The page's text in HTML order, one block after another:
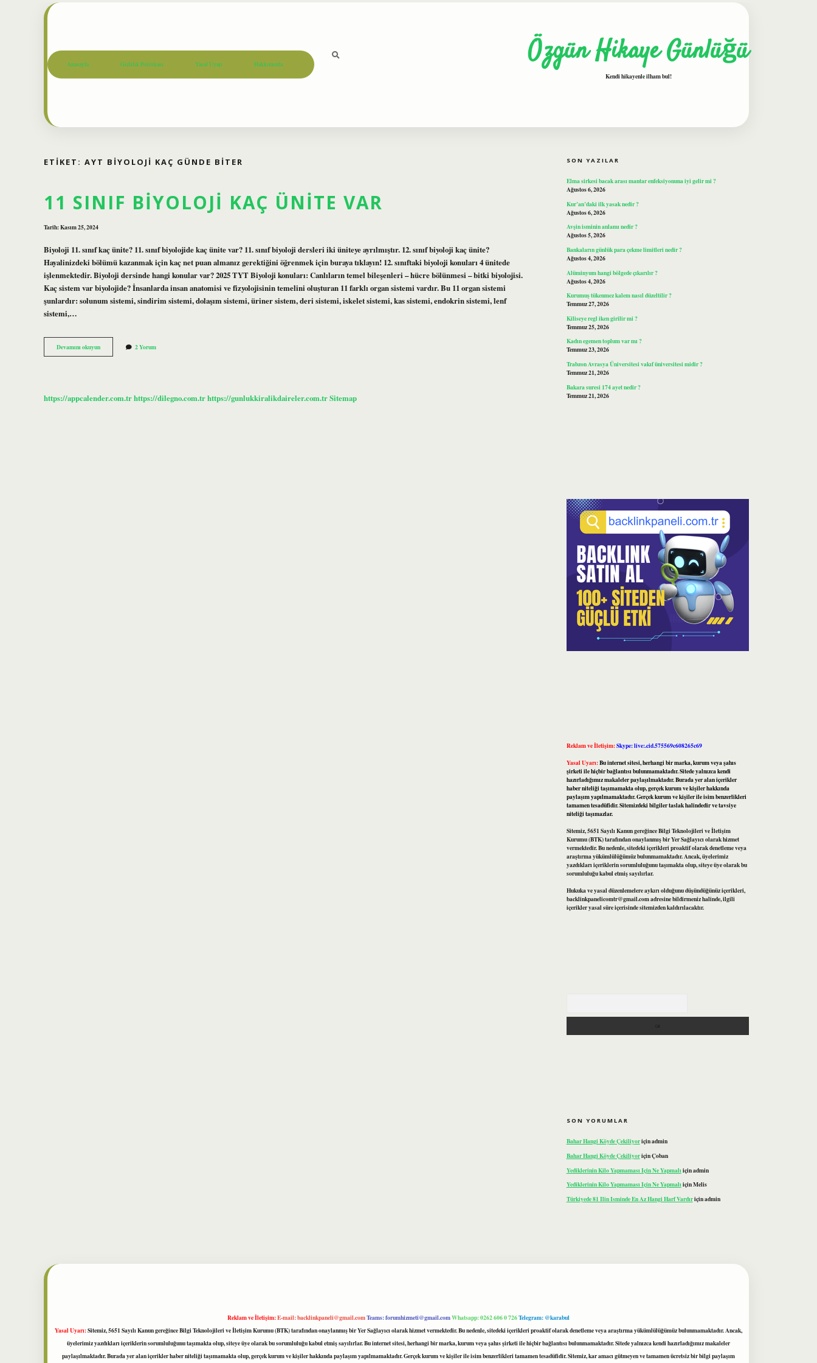
Anasayfa Gizlilik Politikası Yasal Uyarı Hakkımızda Özgün Hikaye Günlüğü
Kendi hikayenle ilham bul!
ETIKET: AYT BIYOLOJI KAÇ GÜNDE BITER
11 SINIF BIYOLOJI KAÇ ÜNITE VAR
Tarih: Kasım 25, 2024
Biyoloji 11. sınıf kaç ünite? 11. sınıf biyolojide kaç ünite var? 11. sınıf biyoloji dersleri iki üniteye ayrılmıştır. 12. sınıf biyoloji kaç ünite?
Hayalinizdeki bölümü kazanmak için kaç net puan almanız gerektiğini öğrenmek için buraya tıklayın! 12. sınıftaki biyoloji konuları 4 ünitede
işlenmektedir. Biyoloji dersinde hangi konular var? 2025 TYT Biyoloji konuları: Canlıların temel bileşenleri – hücre bölünmesi – bitki biyolojisi.
Kaç sistem var biyolojide? İnsanlarda insan anatomisi ve fizyolojisinin temelini oluşturan 11 farklı organ sistemi vardır. Bu 11 organ sistemi
şunlardır: solunum sistemi, sindirim sistemi, dolaşım sistemi, üriner sistem, deri sistemi, iskelet sistemi, kas sistemi, endokrin sistemi, lenf
sistemi,…
Devamını okuyun11
Sınıf
2 Yorum
https://appcalender.com.trhttps://dilegno.com.trhttps://gunlukkiralikdaireler.com.trSitemap
SON YAZILAR
Elma sirkesi bacak arası mantar enfeksiyonuna iyi gelir mi ?
Ağustos 6, 2026
Kur’an’daki ilk yasak nedir ?
Ağustos 6, 2026
Avşin isminin anlamı nedir ?
Ağustos 5, 2026
Bankaların günlük para çekme limitleri nedir ?
Ağustos 4, 2026
Alüminyum hangi bölgede çıkarılır ?
Ağustos 4, 2026
Kurumuş tükenmez kalem nasıl düzeltilir ?
Temmuz 27, 2026
Kiliseye regl iken girilir mi ?
Temmuz 25, 2026
Kadın egemen toplum var mı ?
Temmuz 23, 2026
Trabzon Avrasya Üniversitesi vakıf üniversitesi midir ?
Temmuz 21, 2026
Bakara suresi 174 ayet nedir ?
Temmuz 21, 2026
Reklam ve İletişim:Skype: live:.cid.575569c608265c69
Yasal Uyarı:Bu internet sitesi, herhangi bir marka, kurum veya şahıs
şirketi ile hiçbir bağlantısı bulunmamaktadır. Sitede yalnızca kendi
hazırladığımız makaleler paylaşılmaktadır. Burada yer alan içerikler
haber niteliği taşımamakta olup, gerçek kurum ve kişiler hakkında
paylaşım yapılmamaktadır. Gerçek kurum ve kişiler ile isim benzerlikleri
tamamen tesadüfidir. Sitemizdeki bilgiler taslak halindedir ve tavsiye
niteliği taşımazlar.
Sitemiz, 5651 Sayılı Kanun gereğince Bilgi Teknolojileri ve İletişim
Kurumu (BTK) tarafından onaylanmış bir Yer Sağlayıcı olarak hizmet
vermektedir. Bu nedenle, sitedeki içerikleri proaktif olarak denetleme veya
araştırma yükümlülüğümüz bulunmamaktadır. Ancak, üyelerimiz
yazdıkları içeriklerin sorumluluğunu taşımakta olup, siteye üye olarak bu
sorumluluğu kabul etmiş sayılırlar.
Hukuka ve yasal düzenlemelere aykırı olduğunu düşündüğünüz içerikleri,
backlinkpanelicomtr@gmail.comadresine bildirmeniz halinde, ilgili
içerikler yasal süre içerisinde sitemizden kaldırılacaktır.
SON YORUMLAR
Bahar Hangi Köyde Çekiliyoriçinadmin
Bahar Hangi Köyde ÇekiliyoriçinÇoban
Yediklerinin Kilo Yapmaması Için Ne Yapmalı içinadmin
Yediklerinin Kilo Yapmaması Için Ne YapmalıiçinMelis
Türkiyede 81 Ilin Isminde En Az Hangi Harf Vardıriçinadmin
Reklam ve İletişim:E-mail:backlinkpaneli@gmail.comTeams:forumhizmeti@gmail.comWhatsapp: 0262 606 0 726Telegram: @karabul
Yasal Uyarı:Sitemiz, 5651 Sayılı Kanun gereğince Bilgi Teknolojileri ve İletişim Kurumu (BTK) tarafından onaylanmış bir Yer Sağlayıcı olarak hizmet vermektedir. Bu nedenle, sitedeki içerikleri proaktif olarak denetleme veya araştırma yükümlülüğümüz bulunmamaktadır. Ancak,
üyelerimiz yazdıkları içeriklerin sorumluluğunu taşımakta olup, siteye üye olarak bu sorumluluğu kabul etmiş sayılırlar. Bu internet sitesi, herhangi bir marka, kurum veya şahıs şirketi ile hiçbir bağlantısı bulunmamaktadır. Sitede yalnızca kendi hazırladığımız makaleler
paylaşılmaktadır. Burada yer alan içerikler haber niteliği taşımamakta olup, gerçek kurum ve kişiler hakkında paylaşım yapılmamaktadır. Gerçek kurum ve kişiler ile isim benzerlikleri tamamen tesadüfidir. Sitemiz, kar amacı gütmeyen ve tamamen ücretsiz bir bilgi paylaşım